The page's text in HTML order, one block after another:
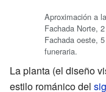
Aproximación a
Fachada Norte,
Fachada oeste,
funeraria.
La planta (el diseño
estilo románico del